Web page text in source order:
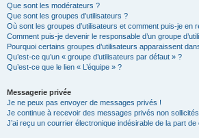
Que sont les modérateurs ?
Que sont les groupes d’utilisateurs ?
Où sont les groupes d’utilisateurs et comment puis-je en
Comment puis-je devenir le responsable d’un groupe
Pourquoi certains groupes d’utilisateurs apparaissent
Qu’est-ce qu’un « groupe d’utilisateurs par défaut » ?
Qu’est-ce que le lien « L’équipe » ?
Messagerie privée
Je ne peux pas envoyer de messages privés !
Je continue à recevoir des messages privés non
J’ai reçu un courrier électronique indésirable de la part de